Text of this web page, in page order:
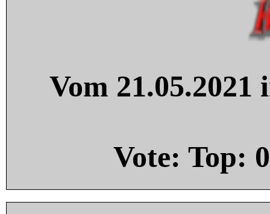
Vom
Vote: Top: 0